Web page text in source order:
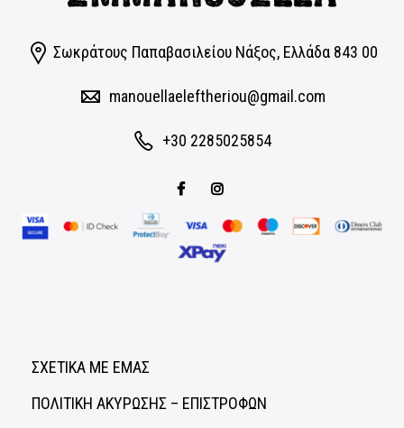
Σωκράτους Παπαβασιλείου Νάξος, Eλλάδα 843 00
manouellaeleftheriou@gmail.com
+30 2285025854
ΣΧΕΤΙΚΑ ΜΕ ΕΜΑΣ
ΠΟΛΙΤΙΚΗ ΑΚΥΡΩΣΗΣ – ΕΠΙΣΤΡΟΦΩΝ